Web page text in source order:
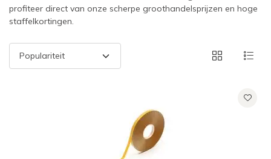
profiteer direct van onze scherpe groothandelsprijzen en hoge
staffelkortingen.